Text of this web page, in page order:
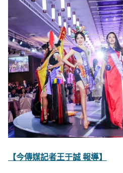
【今傳媒記者王于誠 報導】